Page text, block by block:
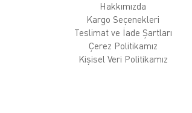
Hakkımızda
Kargo Seçenekleri
Teslimat ve İade Şartları
Çerez Politikamız
Kişisel Veri Politikamız